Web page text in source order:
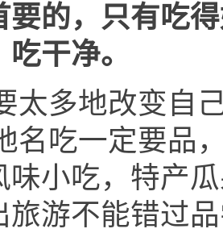
要的，只有吃
干净。
太多地改变自
名吃一定要品
味小吃，特产
旅游不能错过